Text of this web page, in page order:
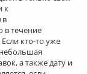
к
в
в течение
кто-то уже
а также дату и